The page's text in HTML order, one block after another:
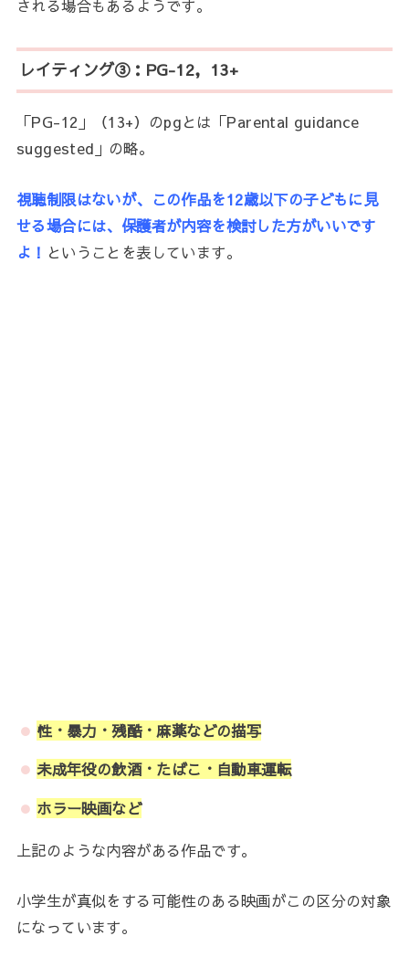
される場合もあるようです。
レイティング③：PG-12，13+
「PG-12」（13+）のpgとは「Parental guidance
suggested」の略。
視聴制限はないが、 この作品を12歳以下の子どもに見
せる場合には、保護者が内容を検討した方がいいです
よ！ ということを表しています。
性・暴力・残酷・麻薬などの描写
未成年役の飲酒・たばこ・自動車運転
ホラー映画など
上記のような内容がある作品です。
小学生が真似をする可能性のある映画がこの区分の対象
になっています。